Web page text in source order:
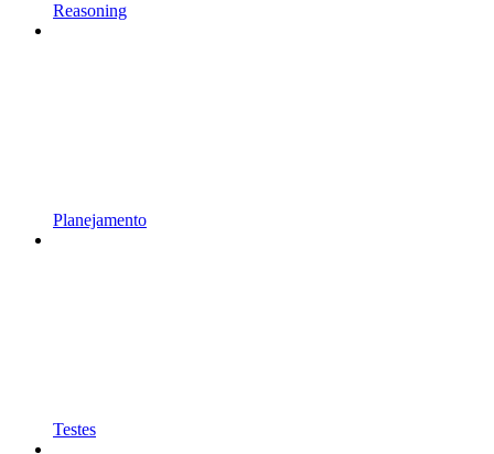
Reasoning
Planejamento
Testes